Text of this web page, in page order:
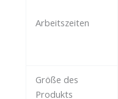
Arbeitszeiten
Größe des
Produkts